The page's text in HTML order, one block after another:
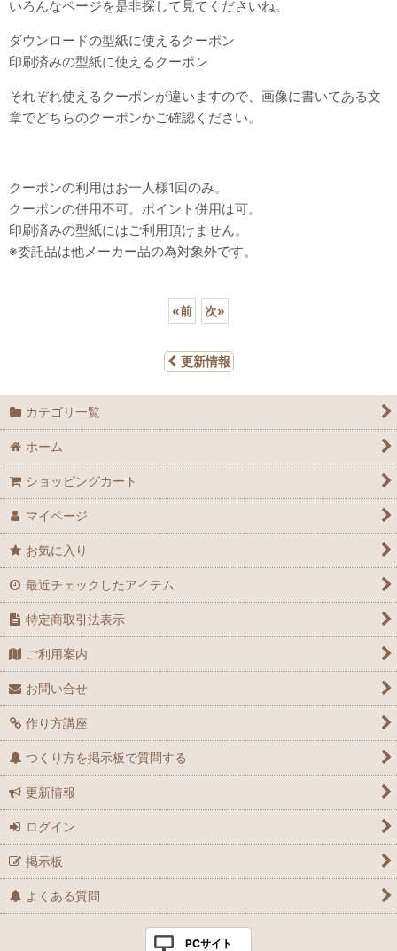
いろんなページを是非探して見てくださいね。
ダウンロードの型紙に使えるクーポン
印刷済みの型紙に使えるクーポン
それぞれ使えるクーポンが違いますので、画像に書いてある文
章でどちらのクーポンかご確認ください。
クーポンの利用はお一人様1回のみ。
クーポンの併用不可。ポイント併用は可。
印刷済みの型紙にはご利用頂けません。
※委託品は他メーカー品の為対象外です。
«前 次»
更新情報
カテゴリ一覧
ホーム
ショッピングカート
マイページ
お気に入り
最近チェックしたアイテム
特定商取引法表示
ご利用案内
お問い合せ
作り方講座
つくり方を掲示板で質問する
更新情報
ログイン
掲示板
よくある質問
PCサイト